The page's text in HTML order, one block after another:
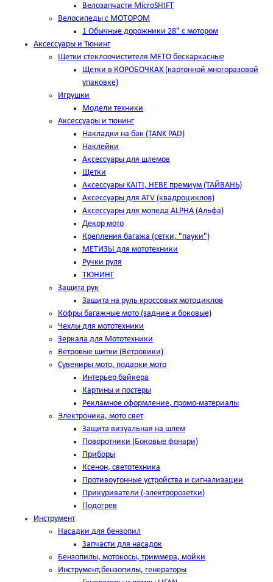
Велозапчасти MicroSHIFT
Велосипеды с МОТОРОМ
1 Обычные дорожники 28" с мотором
Аксессуары и Тюнинг
Щетки стеклоочистителя METO бескаркасные
Щетки в КОРОБОЧКАХ (картонной многоразовой
упаковке)
Игрушки
Модели техники
Аксессуары и тюнинг
Накладки на бак (TANK PAD)
Наклейки
Аксессуары для шлемов
Щетки
Аксессуары KAITI, HEBE премиум (ТАЙВАНЬ)
Аксессуары для ATV (квадроциклов)
Аксессуары для мопеда ALPHA (Альфа)
Декор мото
Крепления багажа (сетки, "пауки")
МЕТИЗЫ для мототехники
Ручки руля
ТЮНИНГ
Защита рук
Защита на руль кроссовых мотоциклов
Кофры багажные мото (задние и боковые)
Чехлы для мототехники
Зеркала для Мототехники
Ветровые щитки (Ветровики)
Сувениры мото, подарки мото
Интерьер байкера
Картины и постеры
Рекламное оформление, промо-материалы
Электроника, мото свет
Защита визуальная на шлем
Поворотники (Боковые фонари)
Приборы
Ксенон, светотехника
Противоугонные устройства и сигнализации
Прикуриватели (-электророзетки)
Подогрев
Инструмент
Насадки для бензопил
Запчасти для насадок
Бензопилы, мотокосы, триммера, мойки
Инструмент,бензопилы, генераторы